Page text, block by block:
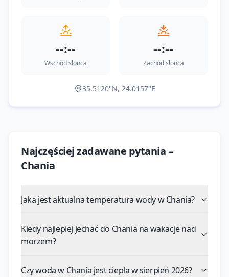
--:--
Wschód słońca
--:--
Zachód słońca
35.5120°N, 24.0157°E
Najczęściej zadawane pytania –
Chania
Jaka jest aktualna temperatura wody w Chania?
Kiedy najlepiej jechać do Chania na wakacje nad
morzem?
Czy woda w Chania jest ciepła w sierpień 2026?